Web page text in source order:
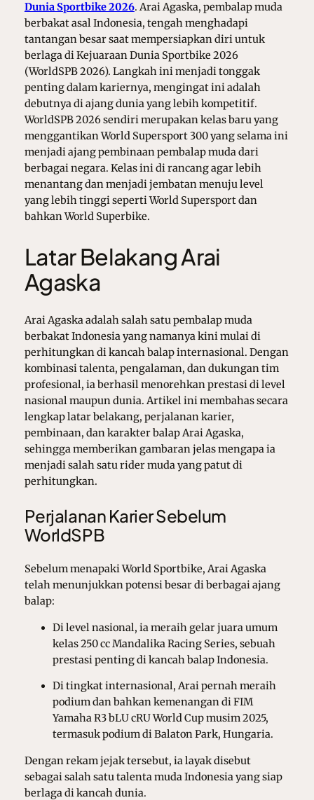
Dunia Sportbike 2026. Arai Agaska, pembalap muda
berbakat asal Indonesia, tengah menghadapi
tantangan besar saat mempersiapkan diri untuk
berlaga di Kejuaraan Dunia Sportbike 2026
(WorldSPB 2026). Langkah ini menjadi tonggak
penting dalam kariernya, mengingat ini adalah
debutnya di ajang dunia yang lebih kompetitif.
WorldSPB 2026 sendiri merupakan kelas baru yang
menggantikan World Supersport 300 yang selama ini
menjadi ajang pembinaan pembalap muda dari
berbagai negara. Kelas ini di rancang agar lebih
menantang dan menjadi jembatan menuju level
yang lebih tinggi seperti World Supersport dan
bahkan World Superbike.
Latar Belakang Arai
Agaska
Arai Agaska adalah salah satu pembalap muda
berbakat Indonesia yang namanya kini mulai di
perhitungkan di kancah balap internasional. Dengan
kombinasi talenta, pengalaman, dan dukungan tim
profesional, ia berhasil menorehkan prestasi di level
nasional maupun dunia. Artikel ini membahas secara
lengkap latar belakang, perjalanan karier,
pembinaan, dan karakter balap Arai Agaska,
sehingga memberikan gambaran jelas mengapa ia
menjadi salah satu rider muda yang patut di
perhitungkan.
Perjalanan Karier Sebelum
WorldSPB
Sebelum menapaki World Sportbike, Arai Agaska
telah menunjukkan potensi besar di berbagai ajang
balap:
Di level nasional, ia meraih gelar juara umum
kelas 250 cc Mandalika Racing Series, sebuah
prestasi penting di kancah balap Indonesia.
Di tingkat internasional, Arai pernah meraih
podium dan bahkan kemenangan di FIM
Yamaha R3 bLU cRU World Cup musim 2025,
termasuk podium di Balaton Park, Hungaria.
Dengan rekam jejak tersebut, ia layak disebut
sebagai salah satu talenta muda Indonesia yang siap
berlaga di kancah dunia.